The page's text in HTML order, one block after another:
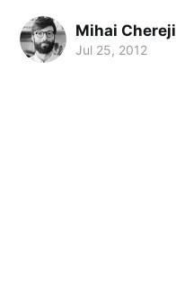
Mihai Chereji
Jul 25, 2012